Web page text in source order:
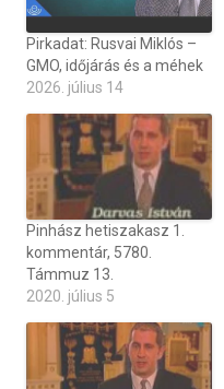
Pirkadat: Rusvai Miklós –
GMO, időjárás és a méhek
2026. július 14
Pinhász hetiszakasz 1.
kommentár, 5780.
Támmuz 13.
2020. július 5